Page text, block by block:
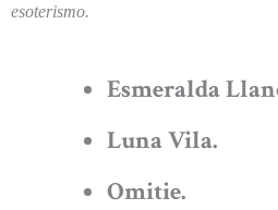
esoterismo.
Esmeralda
Luna Vila.
Omitie.